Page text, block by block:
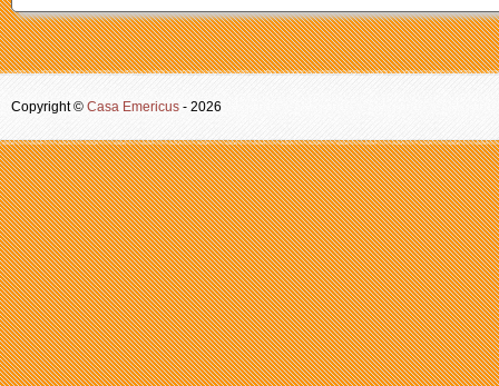
Copyright © Casa Emericus - 2026